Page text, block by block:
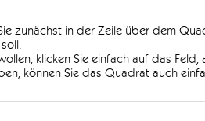
zunächst in der Zeile über dem
klicken Sie einfach auf das
können Sie das Quadrat auch